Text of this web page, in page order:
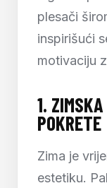
plesači
inspirišući
motivaciju
1.
POKRETE
Zima je
estetiku.